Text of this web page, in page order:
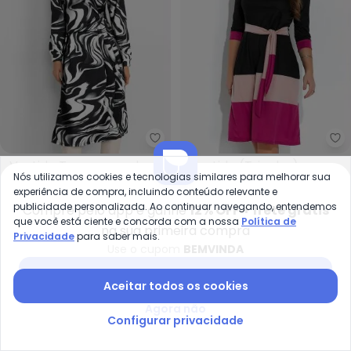
bonprix - Vestido
Vestido Transpassado
(New Waves Preto)
BONPRIX
R$ 44,99R$ 169,99
Vestido (Tricolor) com
Recortes
ROSALIE
A partir deR$ 23,99
-62%
-73%
Compre pelo app e ganhe12% OFF + frete grátis
na sua primeira compra
Nós utilizamos cookies e tecnologias similares para melhorar sua
experiência de compra, incluindo conteúdo relevante e
publicidade personalizada. Ao continuar navegando, entendemos
que você está ciente e concorda com a nossa Política de
Privacidadepara saber mais.
Aceitar todos os cookies
Configurar privacidade